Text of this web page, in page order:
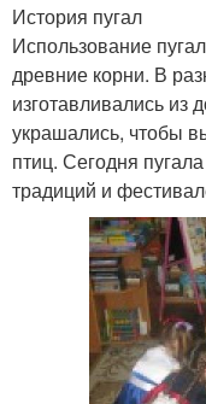
История пугал
Использование
древние корни. В
изготавливались из
украшались, чтобы
птиц. Сегодня
традиций и